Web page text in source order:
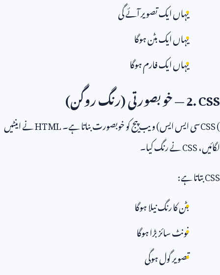
یہاں ایک تصویر آئے گی
یہاں ایک بٹن ہوگا
یہاں ایک فارم ہوگا
2. CSS— خوبصورتی (رنگ روگن)
CSS (سی ایس ایس) ویب پیج کو خوبصورت بناتا ہے۔HTMLنے اینٹیں
لگائیں،CSSنے رنگ کیا۔
CSSبتاتا ہے:
بٹن کا رنگ نیلا ہوگا
فونٹ سائز بڑا ہوگا
تصویر گول ہوگی